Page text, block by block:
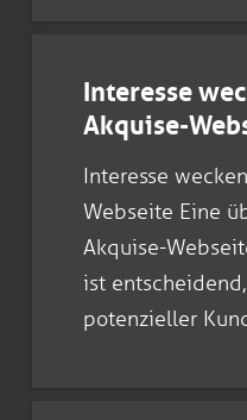
Interesse
Akquise-
Interesse
Webseite Eine
Akquise-
ist
potenzieller